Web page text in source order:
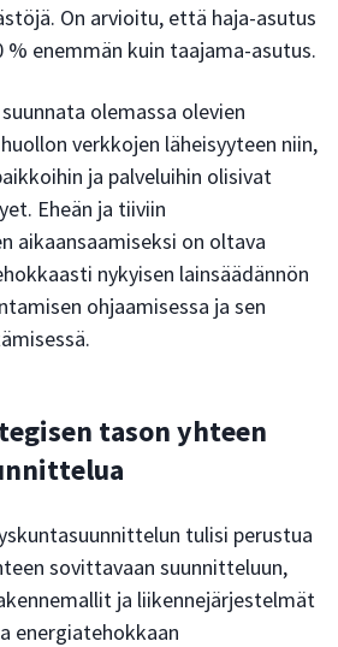
On arvioitu, että haja-asutus
enemmän kuin taajama-asutus.
olemassa olevien
verkkojen läheisyyteen niin,
ja palveluihin olisivat
Eheän ja tiiviin
aikaansaamiseksi on oltava
nykyisen lainsäädännön
ohjaamisessa ja sen
tason yhteen
tulisi perustua
sovittavaan suunnitteluun,
ja liikennejärjestelmät
energiatehokkaan